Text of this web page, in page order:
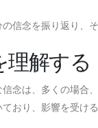
信念を振り返り、
理解する
念は、多くの場合
おり、影響を受け